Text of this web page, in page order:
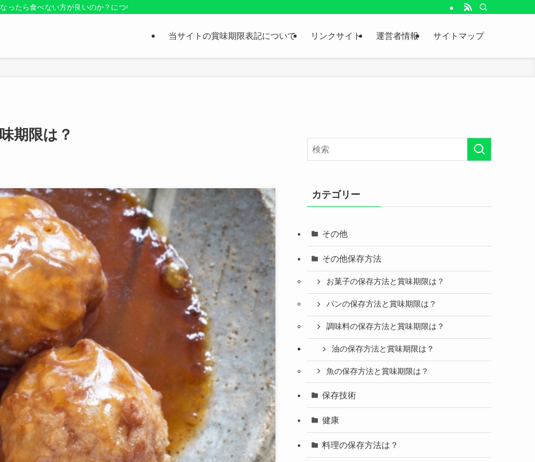
たら食べない方が良いのか？についても紹介しているお役立ちサイトです。
当サイトの賞味期限表記について リンクサイト 運営者情報 サイトマップ
期限は？
カテゴリー
その他
その他保存方法
お菓子の保存方法と賞味期限は？
パンの保存方法と賞味期限は？
調味料の保存方法と賞味期限は？
油の保存方法と賞味期限は？
魚の保存方法と賞味期限は？
保存技術
健康
料理の保存方法は？